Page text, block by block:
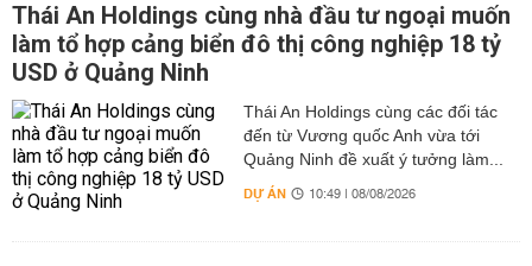
Thái An Holdings cùng nhà đầu tư ngoại muốn
làm tổ hợp cảng biển đô thị công nghiệp 18 tỷ
USD ở Quảng Ninh
Thái An Holdings cùng các đối tác
đến từ Vương quốc Anh vừa tới
Quảng Ninh đề xuất ý tưởng làm...
DỰ ÁN 10:49 | 08/08/2026